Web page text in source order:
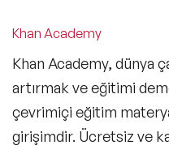
Khan Academy
Khan Academy, dünya
artırmak ve eğitimi
çevrimiçi eğitim
girişimdir. Ücretsiz ve